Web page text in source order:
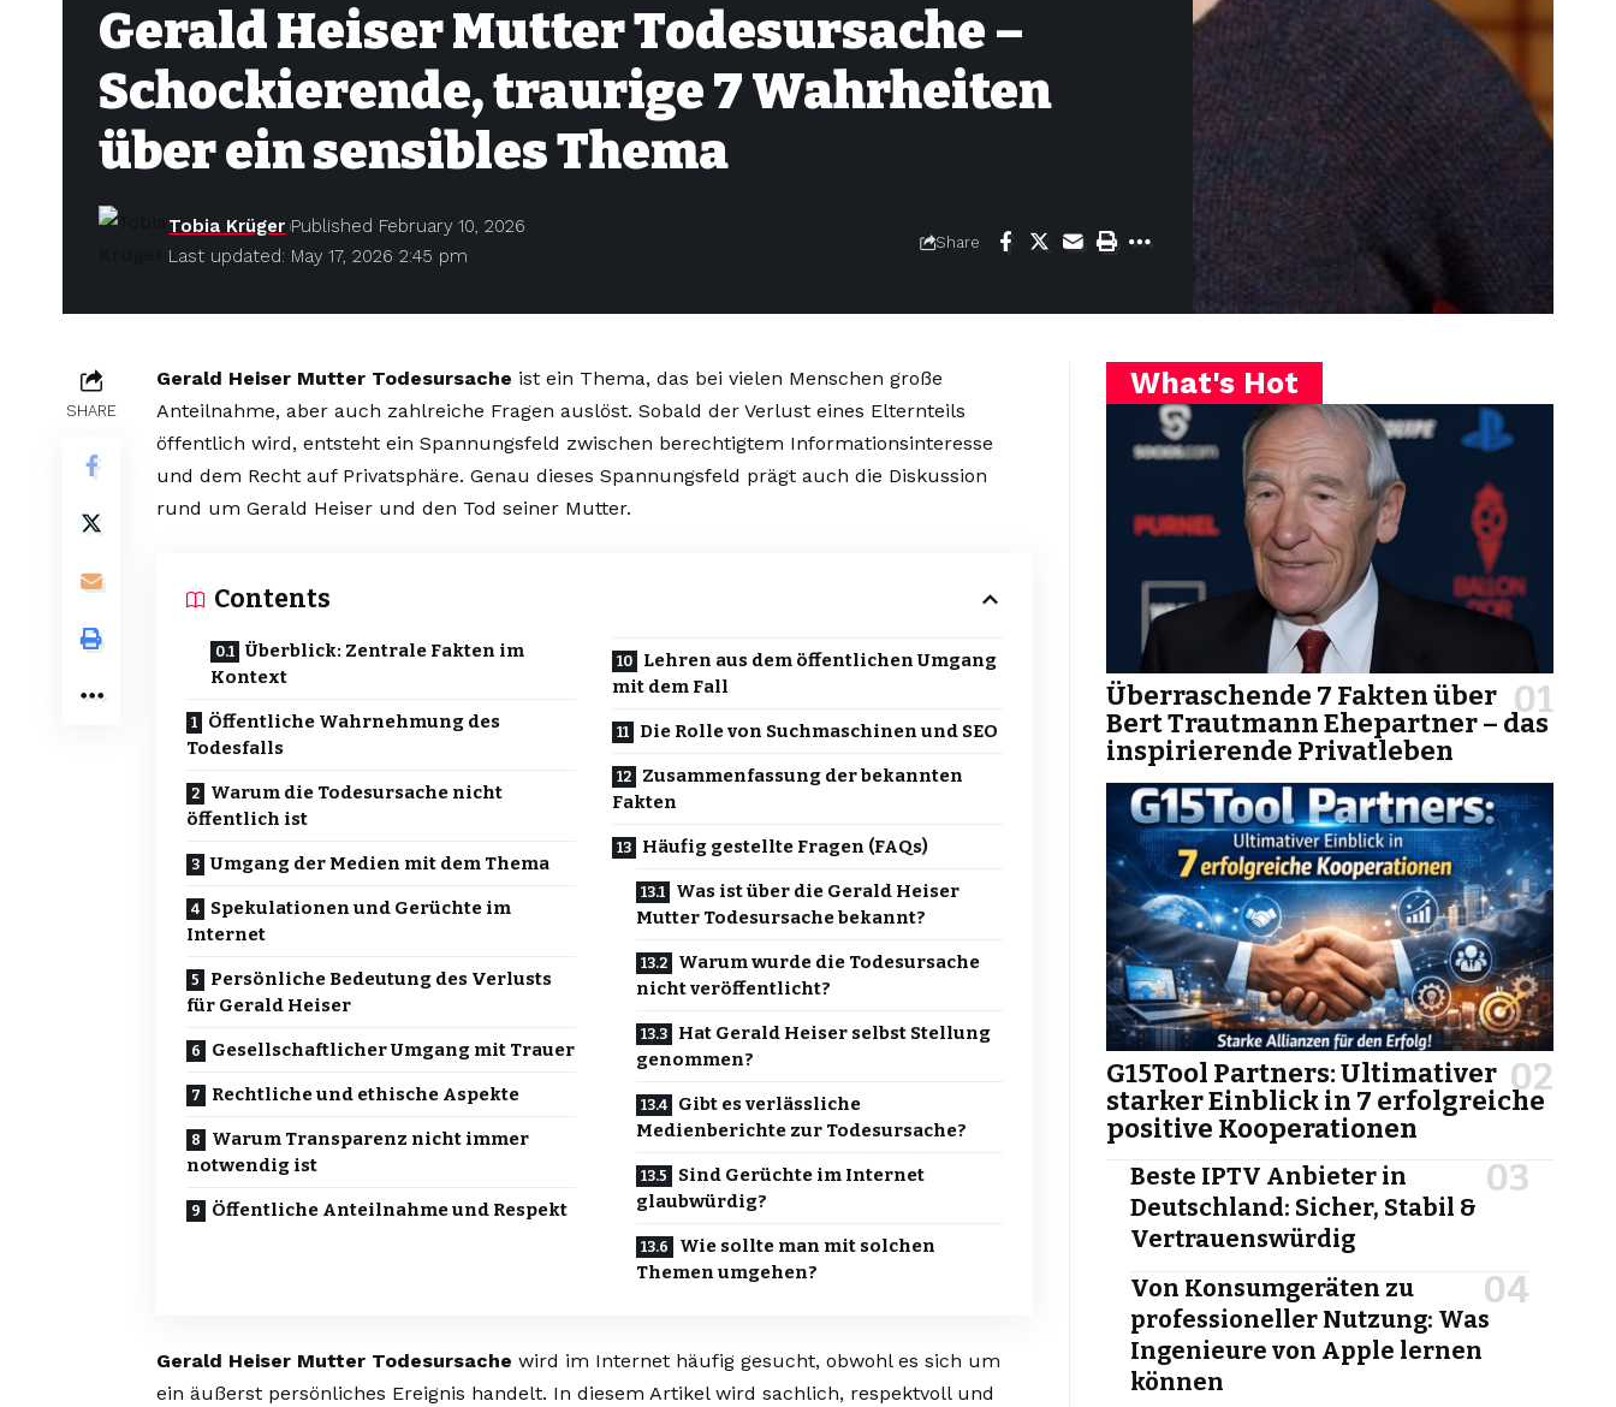
Gerald Heiser Mutter Todesursache –
Schockierende, traurige 7 Wahrheiten
über ein sensibles Thema
Last updated: May 17, 2026 2:45 pm
Tobia Krüger Published February 10, 2026
Share
SHARE
Gerald Heiser Mutter Todesursache ist ein Thema, das bei vielen Menschen große
Anteilnahme, aber auch zahlreiche Fragen auslöst. Sobald der Verlust eines Elternteils
öffentlich wird, entsteht ein Spannungsfeld zwischen berechtigtem Informationsinteresse
und dem Recht auf Privatsphäre. Genau dieses Spannungsfeld prägt auch die Diskussion
rund um Gerald Heiser und den Tod seiner Mutter.
Contents
Überblick: Zentrale Fakten im
Kontext
Öffentliche Wahrnehmung des
Todesfalls
Warum die Todesursache nicht
öffentlich ist
Umgang der Medien mit dem Thema
Spekulationen und Gerüchte im
Internet
Persönliche Bedeutung des Verlusts
für Gerald Heiser
Gesellschaftlicher Umgang mit Trauer
Rechtliche und ethische Aspekte
Warum Transparenz nicht immer
notwendig ist
Öffentliche Anteilnahme und Respekt
Lehren aus dem öffentlichen Umgang
mit dem Fall
Die Rolle von Suchmaschinen und SEO
Zusammenfassung der bekannten
Fakten
Häufig gestellte Fragen (FAQs)
Was ist über die Gerald Heiser
Mutter Todesursache bekannt?
Warum wurde die Todesursache
nicht veröffentlicht?
Hat Gerald Heiser selbst Stellung
genommen?
Gibt es verlässliche
Medienberichte zur Todesursache?
Sind Gerüchte im Internet
glaubwürdig?
Wie sollte man mit solchen
Themen umgehen?
Gerald Heiser Mutter Todesursache wird im Internet häufig gesucht, obwohl es sich um
ein äußerst persönliches Ereignis handelt. In diesem Artikel wird sachlich, respektvoll und
What's Hot
Überraschende 7 Fakten über
Bert Trautmann Ehepartner – das
inspirierende Privatleben
G15Tool Partners: Ultimativer
starker Einblick in 7 erfolgreiche
positive Kooperationen
Beste IPTV Anbieter in
Deutschland: Sicher, Stabil &
Vertrauenswürdig
Von Konsumgeräten zu
professioneller Nutzung: Was
Ingenieure von Apple lernen
können